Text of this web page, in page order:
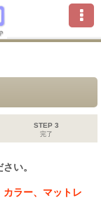
STEP 3
完了
い。
ラー、マットレ